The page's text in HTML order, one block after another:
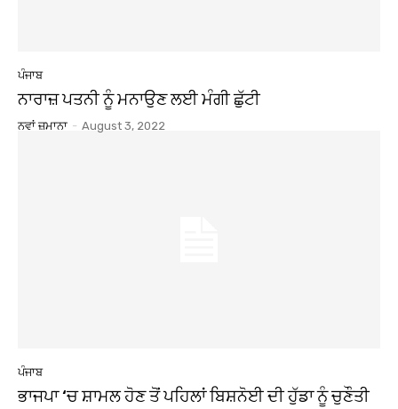
ਪੰਜਾਬ
ਨਾਰਾਜ਼ ਪਤਨੀ ਨੂੰ ਮਨਾਉਣ ਲਈ ਮੰਗੀ ਛੁੱਟੀ
ਨਵਾਂ ਜ਼ਮਾਨਾ - August 3, 2022
ਪੰਜਾਬ
ਭਾਜਪਾ ‘ਚ ਸ਼ਾਮਲ ਹੋਣ ਤੋਂ ਪਹਿਲਾਂ ਬਿਸ਼ਨੋਈ ਦੀ ਹੁੱਡਾ ਨੂੰ ਚੁਣੌਤੀ